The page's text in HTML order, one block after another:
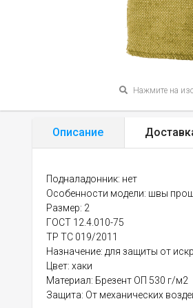
Нажмите на
Описание
Подналадонник: нет
Особенности модели: швы
Размер: 2
ГОСТ 12.4.010-75
ТР ТС 019/2011
Назначение: для защиты от
Цвет: хаки
Материал: Брезент ОП 530 г/м2
Защита: От механических